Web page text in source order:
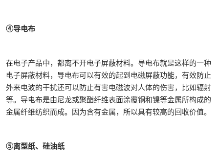
④导电布
在电子产品中，都离不开电子屏蔽材料。导电布就是这样的一种
电子屏蔽材料，导电布可以有效的起到电磁屏蔽功能，有效防止
外来电波的干扰还可以防止有害电磁波对人体的伤害，比如辐射
等。导电布是由尼龙或聚酯纤维表面涂覆铜和镍等金属所构成的
金属纤维纺织而成。因为含有金属，所以具有较高的回收价值。
⑤离型纸、硅油纸